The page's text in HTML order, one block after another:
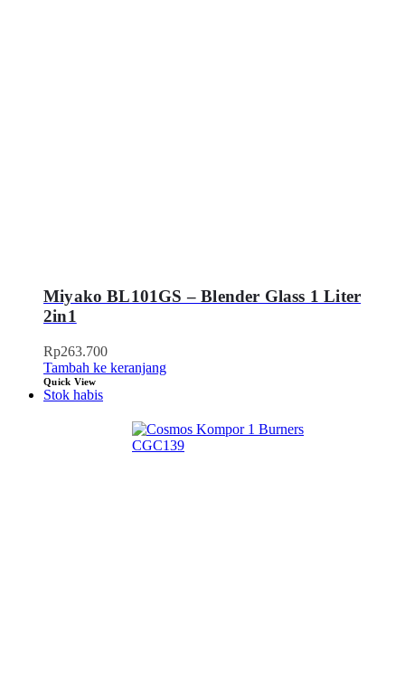
Miyako BL101GS – Blender Glass 1 Liter
2in1
Rp263.700
Tambah ke keranjang
Quick View
Stok habis